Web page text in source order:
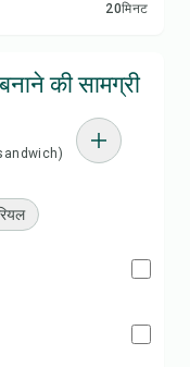
20मिनट
की सामग्री